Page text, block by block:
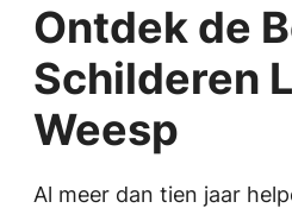
Ontdek de
Schilderen
Weesp
Al meer dan tien jaar